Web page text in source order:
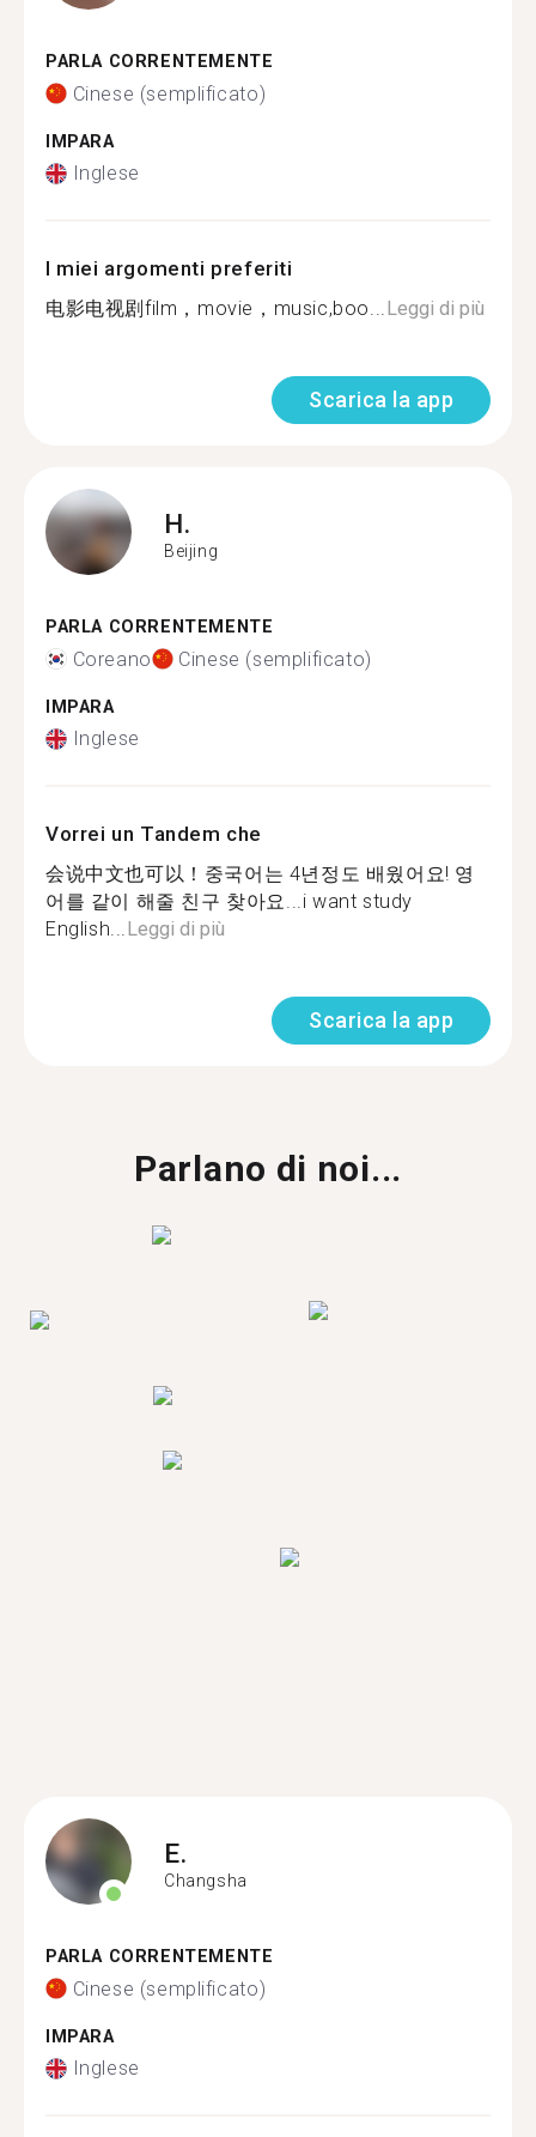
PARLA CORRENTEMENTE
Cinese (semplificato)
IMPARA
Inglese
I miei argomenti preferiti
电影电视剧film，movie，music,boo...Leggi di più
Scarica la app
H.
Beijing
PARLA CORRENTEMENTE
Coreano Cinese (semplificato)
IMPARA
Inglese
Vorrei un Tandem che
会说中文也可以！중국어는 4년정도 배웠어요! 영
어를 같이 해줄 친구 찾아요...i want study
English...Leggi di più
Scarica la app
Parlano di noi...
E.
Changsha
PARLA CORRENTEMENTE
Cinese (semplificato)
IMPARA
Inglese